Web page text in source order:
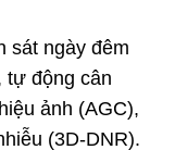
sát ngày đêm
tự động cân
ảnh (AGC),
(3D-DNR).